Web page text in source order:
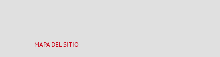
MAPA DEL SITIO